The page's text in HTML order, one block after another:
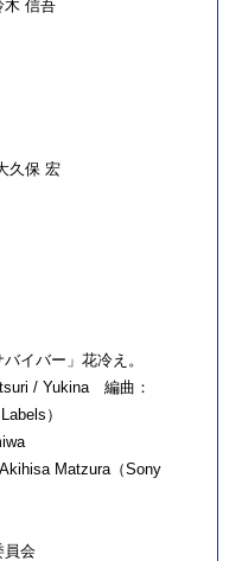
木 信吾
久保 宏
イバー」花冷え。
/ Yukina 編曲：
）
Matzura（Sony
員会